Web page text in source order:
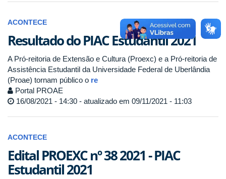
ACONTECE
Resultado do PIAC Estudantil 2021
A Pró-reitoria de Extensão e Cultura (Proexc) e a Pró-reitoria de
Assistência Estudantil da Universidade Federal de Uberlândia
(Proae) tornam público o re
Portal PROAE
16/08/2021 - 14:30 - atualizado em 09/11/2021 - 11:03
ACONTECE
Edital PROEXC nº 38 2021 - PIAC
Estudantil 2021